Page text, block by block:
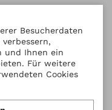
Besucherdaten
und Ihnen ein
Für weitere
Cookies